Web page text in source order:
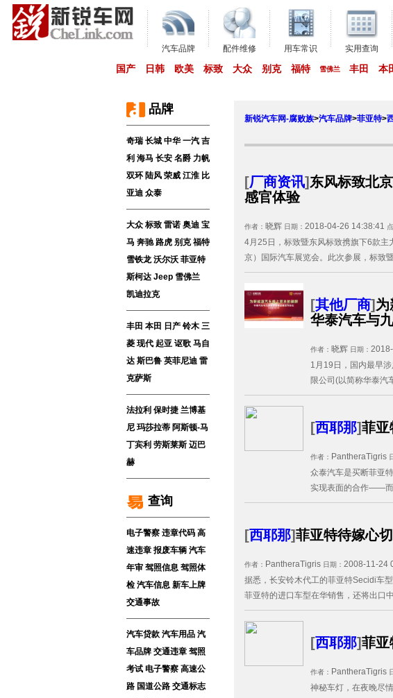
汽车品牌 配件维修 用车常识 实用查询
国产 日韩 欧美 标致 大众 别克 福特 雪佛兰 丰田 本
品牌
奇瑞 长城 中华 一汽 吉
利 海马 长安 名爵 力帆
双环 陆风 荣威 江淮 比
亚迪 众泰
大众 标致 雷诺 奥迪 宝
马 奔驰 路虎 别克 福特
雪铁龙 沃尔沃 菲亚特
斯柯达 Jeep 雪佛兰
凯迪拉克
丰田 本田 日产 铃木 三
菱 现代 起亚 讴歌 马自
达 斯巴鲁 英菲尼迪 雷
克萨斯
法拉利 保时捷 兰博基
尼 玛莎拉蒂 阿斯顿-马
丁宾利 劳斯莱斯 迈巴
赫
查询
电子警察 违章代码 高
速违章 报废车辆 汽车
年审 驾照信息 驾照体
检 汽车信息 新车上牌
交通事故
汽车贷款 汽车用品 汽
车品牌 交通违章 驾照
考试 电子警察 高速公
路 国道公路 交通标志
新锐汽车网-腐败族>汽车品牌>菲亚特>
[厂商资讯] 东风标致北
感官体验
作者： 晓辉 日期： 2018-04-26 14:38:41
4月25日，标致暨东风标致携旗下6款主
京）国际汽车展览会。此次参展，标致
[其他厂商] 为
华泰汽车与
作者： 晓辉 日期：
1月19日，国内最早
限公司(以简称华泰汽
[西耶那]菲亚
作者： PantheraTigris
众泰汽车是买断菲亚
实现表面的合作——而
[西耶那]菲亚特待嫁心切
作者： PantheraTigris 日期： 2008-11-24
据悉，长安铃木代工的菲亚特Secidi车
菲亚特的进口车型在华销售，还将出口
[西耶那]菲亚
作者： PantheraTigris
神秘车灯，在夜晚尽